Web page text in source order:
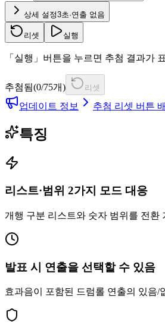
상세 설정3초·연출 없음
리셋 실행
「실행」버튼을 누르면 추첨 결과가
추첨됨(0/75개) 리셋
업데이트 정보 추첨 리셋 버튼
특징
리스트·범위 2가지 모드 대응
개행 구분 리스트와 숫자 범위를 전환
발표 시 연출을 선택할 수 있음
효과음이 포함된 드럼롤 연출의 있음/